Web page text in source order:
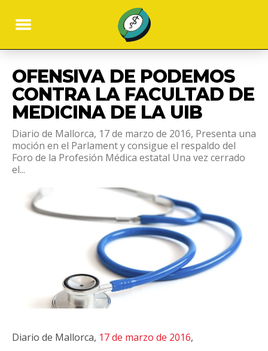
OFENSIVA DE PODEMOS
CONTRA LA FACULTAD DE
MEDICINA DE LA UIB
Diario de Mallorca, 17 de marzo de 2016, Presenta una
moción en el Parlament y consigue el respaldo del
Foro de la Profesión Médica estatal Una vez cerrado
el...
Diario de Mallorca, 17 de marzo de 2016,